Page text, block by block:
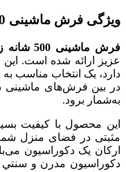
ویژگی فرش ماشينی 500 شانه زمینه مشکی
فرش ماشينی 500 شانه زمینه مشکی
عزیز ارائه شده است.
دارد، یک انتخاب مناسب
در بین فرش‌های ماشینی
به‌شمار برود.
این محصول با کیفیت
مثبتی در فضای منزل
ارکان یک دکوراسیون
دكوراسيون مدرن و سنتي